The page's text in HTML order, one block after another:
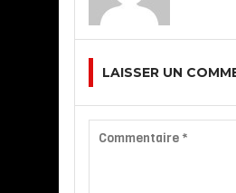
LAISSER UN